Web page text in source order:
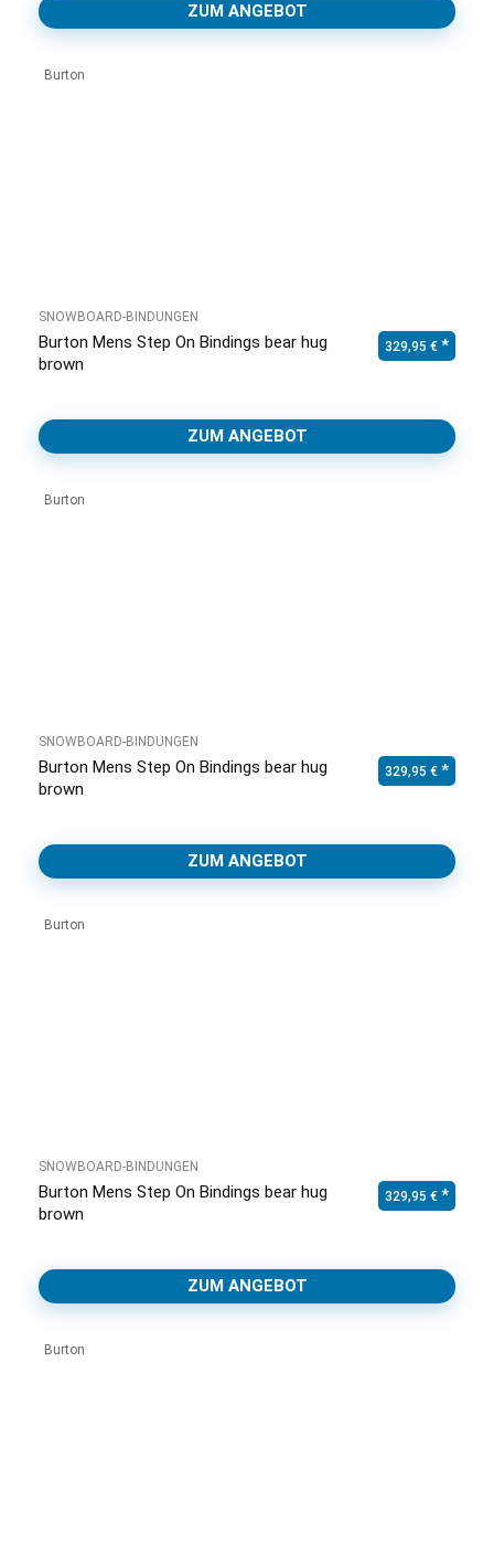
ZUM ANGEBOT
Burton
SNOWBOARD-BINDUNGEN
Burton Mens Step On Bindings bear hug
brown
329,95 €
ZUM ANGEBOT
Burton
SNOWBOARD-BINDUNGEN
Burton Mens Step On Bindings bear hug
brown
329,95 €
ZUM ANGEBOT
Burton
SNOWBOARD-BINDUNGEN
Burton Mens Step On Bindings bear hug
brown
329,95 €
ZUM ANGEBOT
Burton